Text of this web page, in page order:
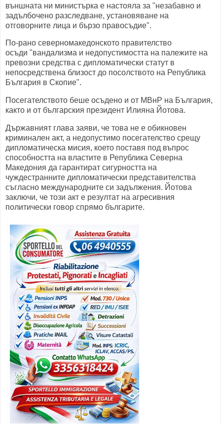
външната ни министърка е настояла за "незабавно и
задълбочено разследване, установяване на
отговорните лица и бързо правосъдие".
По-рано северномакедонското правителство
осъди "вандализма и недопустимостта на палежите на
превозни средства с дипломатически статут в
непосредствена близост до посолството на Република
България в Скопие".
Посегателството беше осъдено и от МВнР на България,
както и от българския президент Илияна Йотова.
Държавният глава заяви, че това не е обикновен
криминален акт, а недопустимо посегателство срещу
дипломатическа мисия, което поставя под въпрос
способността на властите в Република Северна
Македония да гарантират сигурността на
чуждестранните дипломатически представителства
съгласно международните си задължения. Йотова
заключи, че този акт е резултат на агресивния
политически говор спрямо българите.